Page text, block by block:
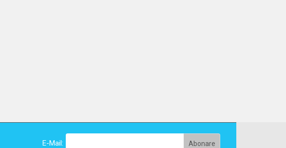
E-Mail: